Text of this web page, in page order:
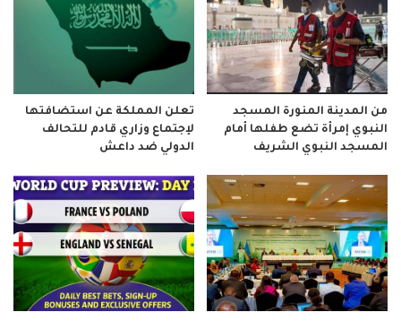
من المدينة المنورة المسجد
النبوي إمرأة تضع طفلها أمام
المسجد النبوي الشريف
تعلن المملكة عن استضافتها
لإجتماع وزاري قادم للتحالف
الدولي ضد داعش